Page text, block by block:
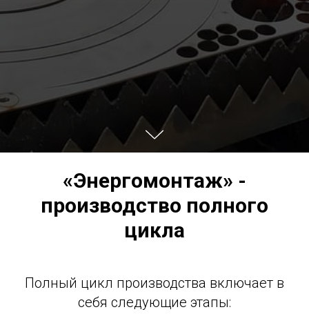
«Энергомонтаж» -
производство полного
цикла
Полный цикл производства включает в
себя следующие этапы: